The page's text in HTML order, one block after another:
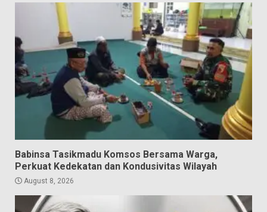
Babinsa Tasikmadu Komsos Bersama Warga,
Perkuat Kedekatan dan Kondusivitas Wilayah
August 8, 2026